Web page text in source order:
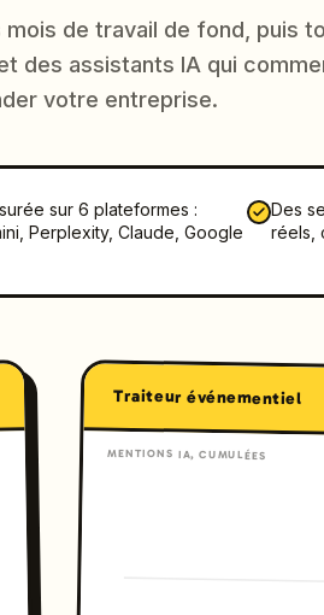
de travail de fond, puis
des assistants IA qui
votre entreprise.
sur 6 plateformes :
Perplexity, Claude, Google
Des
réels,
Traiteur événementiel
MENTIONS IA, CUMULÉES